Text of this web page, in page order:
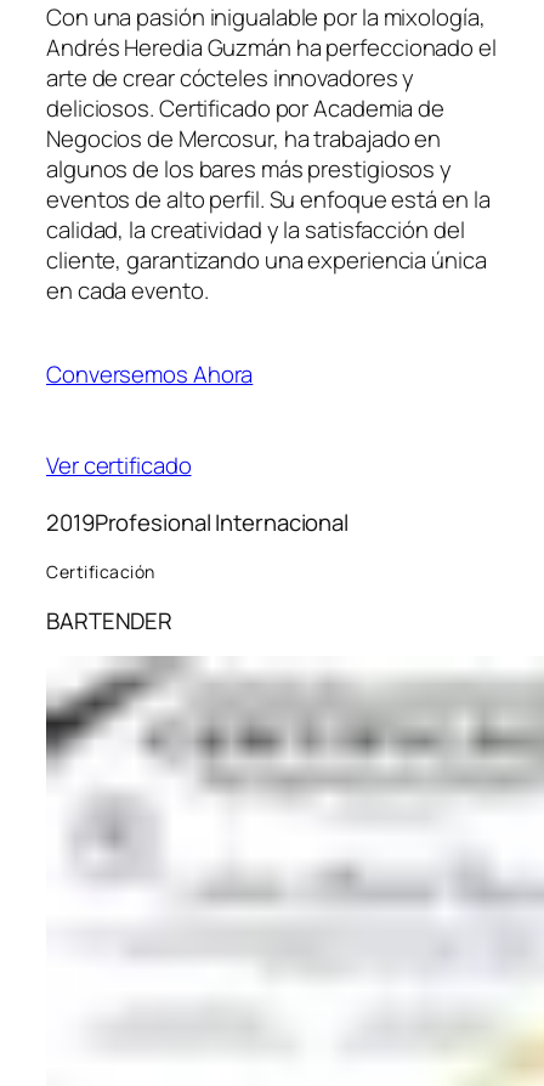
Con una pasión inigualable por la mixología,
Andrés Heredia Guzmán ha perfeccionado el
arte de crear cócteles innovadores y
deliciosos. Certificado por Academia de
Negocios de Mercosur, ha trabajado en
algunos de los bares más prestigiosos y
eventos de alto perfil. Su enfoque está en la
calidad, la creatividad y la satisfacción del
cliente, garantizando una experiencia única
en cada evento.
Conversemos Ahora
Ver certificado
2019Profesional Internacional
Certificación
BARTENDER